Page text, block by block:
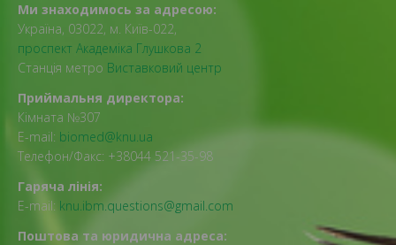
Ми знаходимось за адресою:
Україна, 03022, м. Київ-022,
проспект Академіка Глушкова 2
Станція метро Виставковий центр
Приймальня директора:
Кімната №307
E-mail: biomed@knu.ua
Телефон/Факс: +38044 521-35-98
Гаряча лінія:
E-mail: knu.ibm.questions@gmail.com
Поштова та юридична адреса: